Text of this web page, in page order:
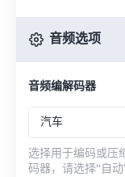
音频选项
音频编解码器
汽车
选择用于编码或压
码器，请选择“自